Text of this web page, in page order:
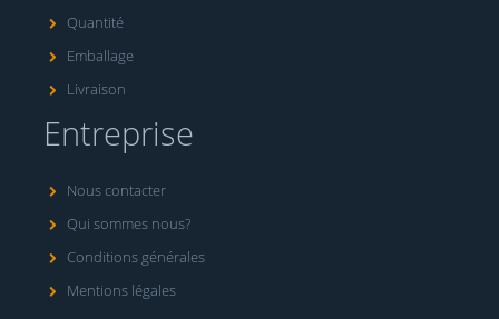
Quantité
Emballage
Livraison
Entreprise
Nous contacter
Qui sommes nous?
Conditions générales
Mentions légales